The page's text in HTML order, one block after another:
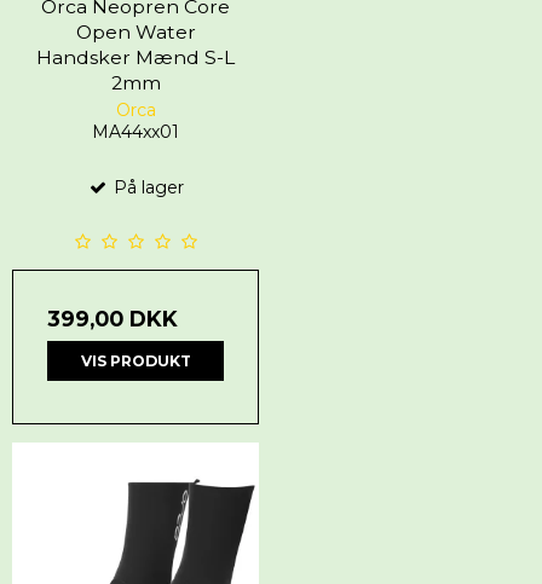
Orca Neopren Core
Open Water
Handsker Mænd S-L
2mm
Orca
MA44xx01
På lager
399,00 DKK
VIS PRODUKT